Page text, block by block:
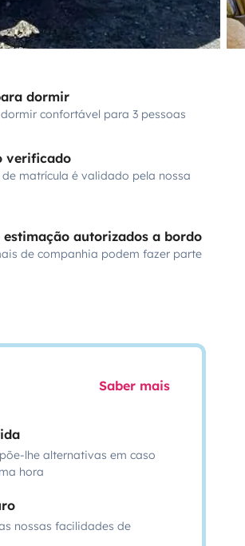
dormir
confortável para 3 pessoas
verificado
matrícula é validado pela nossa
estimação autorizados a bordo
de companhia podem fazer parte
Saber mais
lhe alternativas em caso
hora
nossas facilidades de